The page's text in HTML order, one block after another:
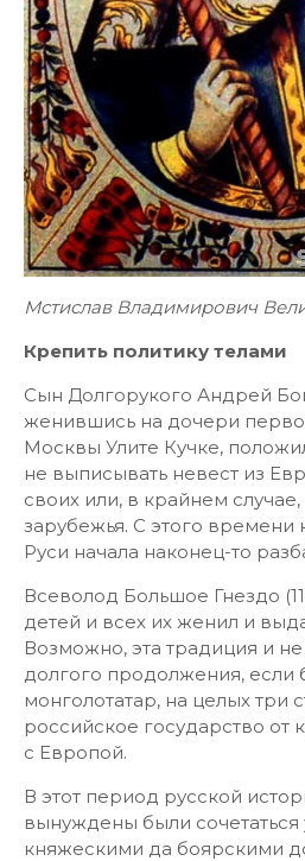
Мстислав Владимирович
Крепить политику телами
Сын Долгорукого Андрей
женившись на дочери
Москвы Улите Кучке,
не выписывать невест из
своих или, в крайнем
зарубежья. С этого времени
Руси начала наконец-то
Всеволод Большое Гнездо
детей и всех их женил и
Возможно, эта традиция и
долгого продолжения, если
монголотатар, на целых три
российское государство от
с Европой.
В этот период русской
вынуждены были сочетаться
княжескими да боярскими